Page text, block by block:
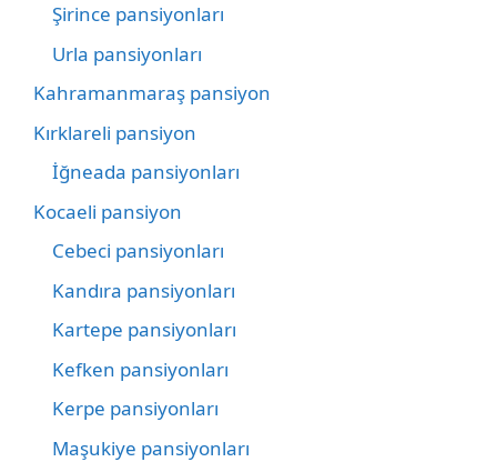
Şirince pansiyonları
Urla pansiyonları
Kahramanmaraş pansiyon
Kırklareli pansiyon
İğneada pansiyonları
Kocaeli pansiyon
Cebeci pansiyonları
Kandıra pansiyonları
Kartepe pansiyonları
Kefken pansiyonları
Kerpe pansiyonları
Maşukiye pansiyonları